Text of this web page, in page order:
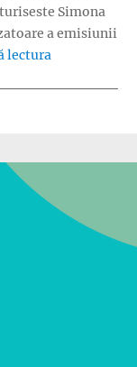
Simona
a emisiunii
lectura